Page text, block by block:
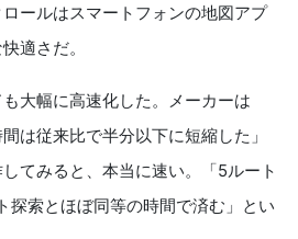
ールはスマートフォンの地図アプ
適さだ。
大幅に高速化した。メーカーは
は従来比で半分以下に短縮した」
てみると、本当に速い。「5ルート
探索とほぼ同等の時間で済む」とい